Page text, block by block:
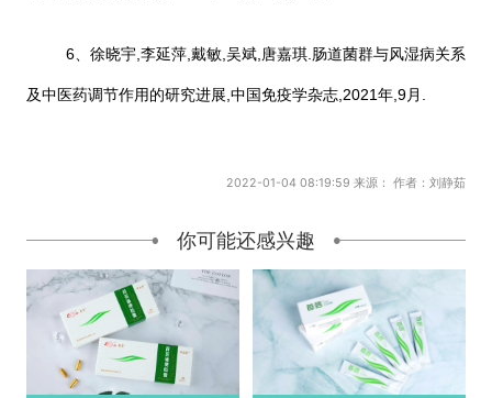
6、徐晓宇,李延萍,戴敏,吴斌,唐嘉琪.肠道菌群与风湿病关系
及中医药调节作用的研究进展,中国免疫学杂志,2021年,9月.
2022-01-04 08:19:59 来源： 作者：刘静茹
你可能还感兴趣